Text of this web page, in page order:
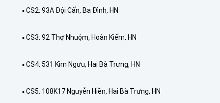
▪️ CS2: 93A Đội Cấn, Ba Đình, HN
▪️ CS3: 92 Thợ Nhuộm, Hoàn Kiếm, HN
▪️ CS4: 531 Kim Ngưu, Hai Bà Trưng, HN
▪️ CS5: 108K17 Nguyễn Hiền, Hai Bà Trưng, HN